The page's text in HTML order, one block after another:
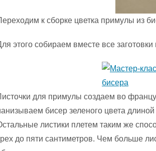
к сборке цветка примулы из
этого собираем вместе все
для примулы создаем во
бисер зеленого цвета
листики плетем таким же
до пяти сантиметров. Чем больше